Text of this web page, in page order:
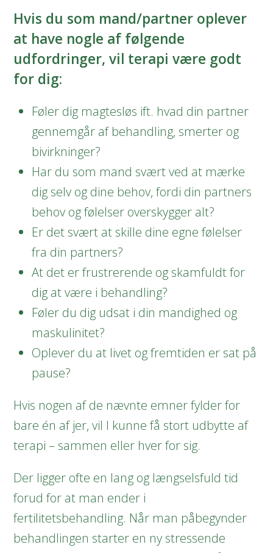
Hvis du som mand/partner oplever
at have nogle af følgende
udfordringer, vil terapi være godt
for dig:
Føler dig magtesløs ift. hvad din partner
gennemgår af behandling, smerter og
bivirkninger?
Har du som mand svært ved at mærke
dig selv og dine behov, fordi din partners
behov og følelser overskygger alt?
Er det svært at skille dine egne følelser
fra din partners?
At det er frustrerende og skamfuldt for
dig at være i behandling?
Føler du dig udsat i din mandighed og
maskulinitet?
Oplever du at livet og fremtiden er sat på
pause?
Hvis nogen af de nævnte emner fylder for
bare én af jer, vil I kunne få stort udbytte af
terapi – sammen eller hver for sig.
Der ligger ofte en lang og længselsfuld tid
forud for at man ender i
fertilitetsbehandling. Når man påbegynder
behandlingen starter en ny stressende